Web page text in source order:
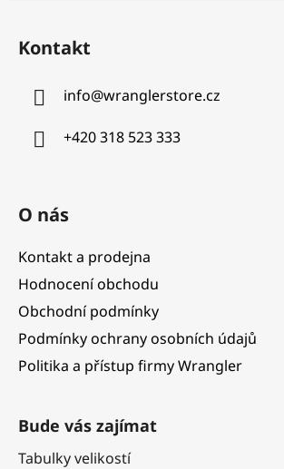
Z
Kontakt
info@wranglerstore.cz
+420 318 523 333
O nás
Kontakt a prodejna
Hodnocení obchodu
Obchodní podmínky
Podmínky ochrany osobních údajů
Politika a přístup firmy Wrangler
Bude vás zajímat
Tabulky velikostí